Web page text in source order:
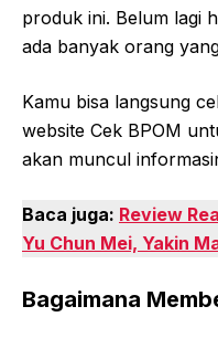
produk ini. Belum lagi
ada banyak orang
Kamu bisa langsung
website Cek BPOM
akan muncul
Baca juga: Review
Yu Chun Mei, Yakin
Bagaimana